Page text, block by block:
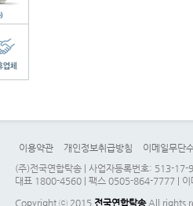
이용약관 개인정보취급방침
이메일무단
(주)전국연합탁송 | 사업자등록번호: 513-
대표 1800-4560 | 팩스 0505-864-7777 | 이
Copyright ⓒ 2015 전국연합탁송All rights